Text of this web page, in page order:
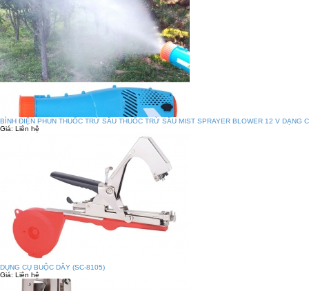
BÌNH ĐIỆN PHUN THUỐC TRỪ SÂU THUỐC TRỪ SÂU MIST SPRAYER BLOWER 12 V DẠNG
Giá: Liên hệ
DỤNG CỤ BUỘC DÂY (SC-8105)
Giá: Liên hệ